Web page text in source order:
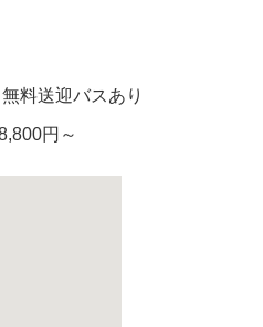
料送迎バスあり
円～